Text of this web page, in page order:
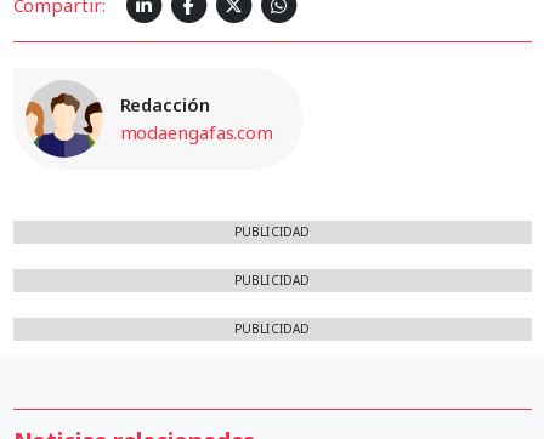
Compartir:
Redacción
modaengafas.com
PUBLICIDAD
PUBLICIDAD
PUBLICIDAD